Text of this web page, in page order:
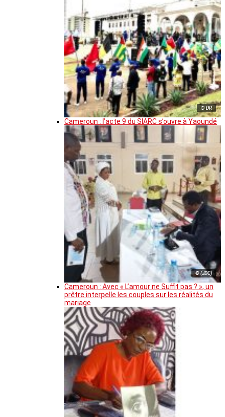
© DR
Cameroun : l’acte 9 du SIARC s’ouvre à Yaoundé
© (JDC)
Cameroun : Avec « L’amour ne Suffit pas ? », un
prêtre interpelle les couples sur les réalités du
mariage